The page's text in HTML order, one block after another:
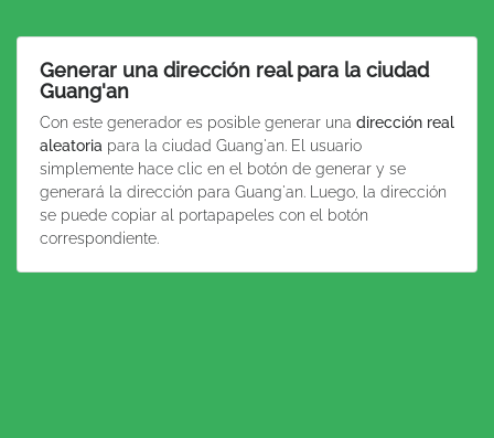
Generar una dirección real para la ciudad
Guang'an
Con este generador es posible generar una dirección real
aleatoria para la ciudad Guang'an. El usuario
simplemente hace clic en el botón de generar y se
generará la dirección para Guang'an. Luego, la dirección
se puede copiar al portapapeles con el botón
correspondiente.